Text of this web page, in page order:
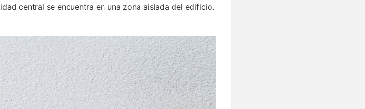
central se encuentra en una zona aislada del edificio.